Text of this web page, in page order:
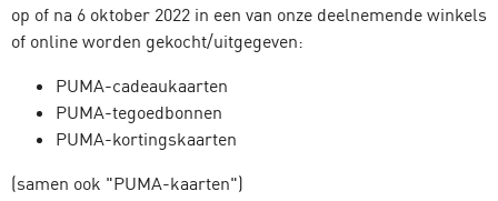
op of na 6 oktober 2022 in een van onze deelnemende winkels
of online worden gekocht/uitgegeven:
PUMA-cadeaukaarten
PUMA-tegoedbonnen
PUMA-kortingskaarten
(samen ook "PUMA-kaarten")